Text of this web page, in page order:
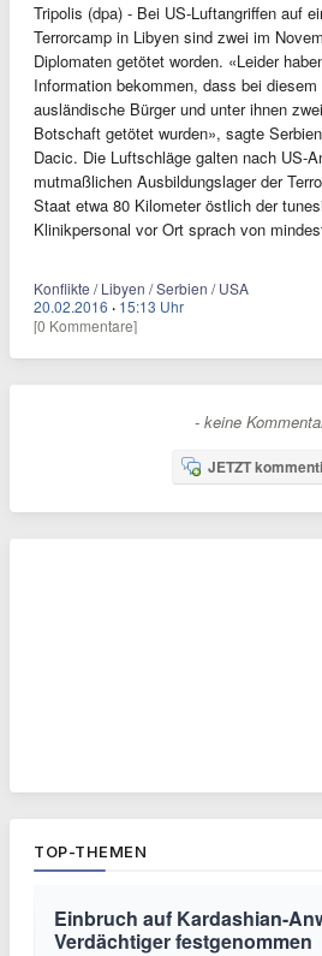
Tripolis (dpa) - Bei US-Luftangriffen auf
Terrorcamp in Libyen sind zwei im
Diplomaten getötet worden. «Leider
Information bekommen, dass bei
ausländische Bürger und unter ihnen
Botschaft getötet wurden», sagte
Dacic. Die Luftschläge galten nach US-
mutmaßlichen Ausbildungslager der
Staat etwa 80 Kilometer östlich der
Klinikpersonal vor Ort sprach von
Konflikte / Libyen / Serbien / USA
20.02.2016 · 15:13 Uhr
[0 Kommentare]
- keine
JETZT
TOP-THEMEN
Einbruch auf Kardashian-
Verdächtiger festgenommen